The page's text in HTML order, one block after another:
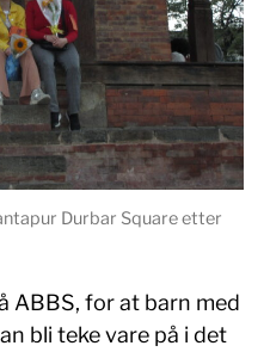
Durbar Square etter
ABBS, for at barn med
bli teke vare på i det